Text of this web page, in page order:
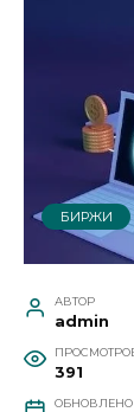
БИРЖИ
АВТОР
admin
391
ОБНОВЛЕНО